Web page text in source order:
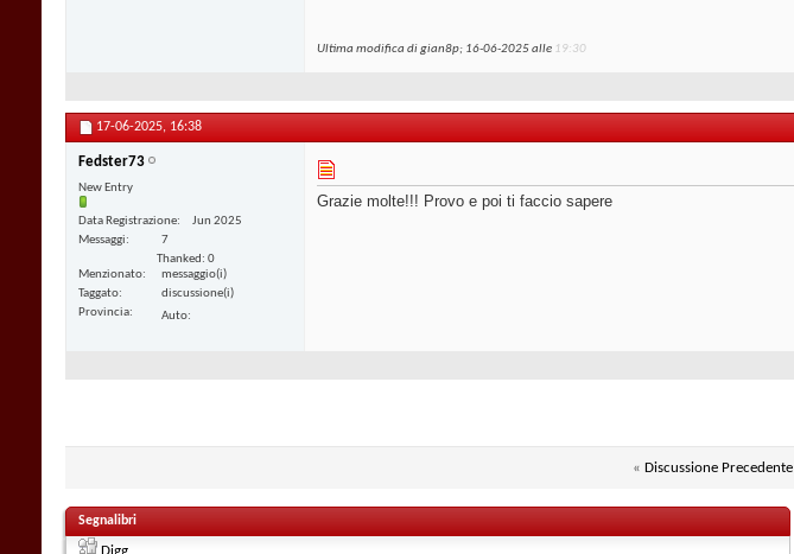
Ultima modifica di gian8p; 16-06-2025 alle 19:30
17-06-2025, 16:38
Fedster73
New Entry
Data Registrazione
Jun 2025
Messaggi
7
Thanked: 0
Menzionato
messaggio(i)
Taggato
discussione(i)
Provincia
Auto
Grazie molte!!! Provo e poi ti faccio sapere
« Discussione Precedente
Segnalibri